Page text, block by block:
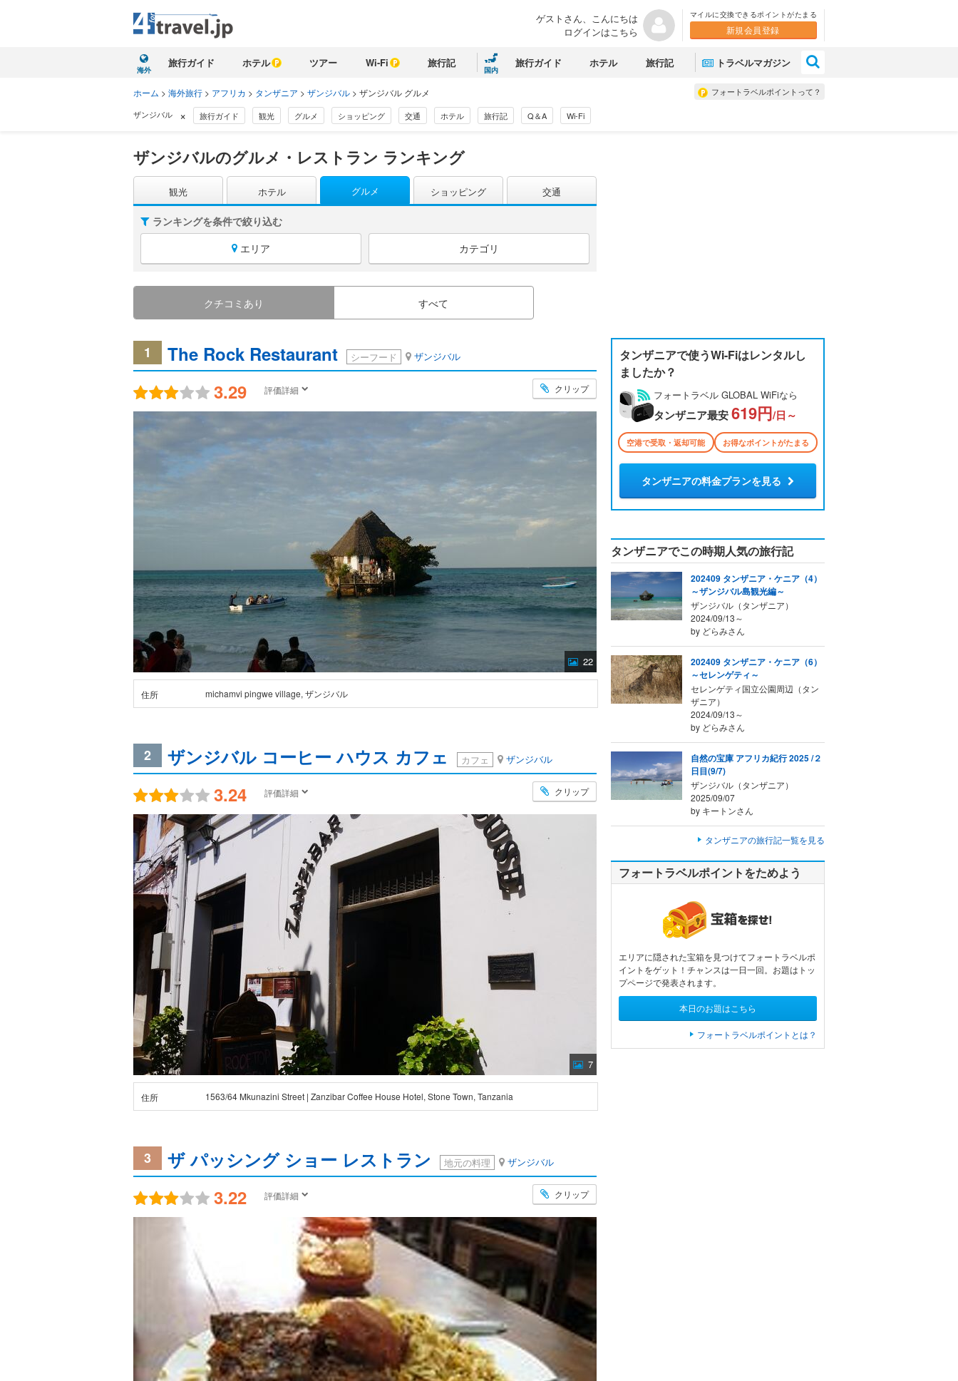
ゲストさん、こんにちは
ログインはこちら
マイルに交換できるポイントがたまる
新規会員登録
海外
旅行ガイド ホテル ツアー Wi-Fi 旅行記
国内
旅行ガイド ホテル 旅行記 トラベルマガジン
フォートラベルポイントって？
ホーム > 海外旅行 > アフリカ > タンザニア > ザンジバル > ザンジバル グルメ
ザンジバル × 旅行ガイド 観光 グルメ ショッピング 交通 ホテル 旅行記 Q＆A Wi-Fi
ザンジバルのグルメ・レストラン ランキング
観光 ホテル グルメ ショッピング 交通
ランキングを条件で絞り込む
エリア
カテゴリ
クチコミあり すべて
1 The Rock Restaurant シーフード ザンジバル
3.29 評価詳細 クリップ
22
住所 michamvi pingwe village, ザンジバル
2 ザンジバル コーヒー ハウス カフェ カフェ ザンジバル
3.24 評価詳細 クリップ
7
住所 1563/64 Mkunazini Street | Zanzibar Coffee House Hotel, Stone Town, Tanzania
3 ザ パッシング ショー レストラン 地元の料理 ザンジバル
3.22 評価詳細 クリップ
タンザニアで使うWi-Fiはレンタルし
ましたか？
フォートラベル GLOBAL WiFiなら
タンザニア最安619円/日～
空港で受取・返却可能 お得なポイントがたまる
タンザニアの料金プランを見る
タンザニアでこの時期人気の旅行記
202409 タンザニア・ケニア（4）
～ザンジバル島観光編～
ザンジバル（タンザニア）
2024/09/13～
by どらみさん
202409 タンザニア・ケニア（6）
～セレンゲティ～
セレンゲティ国立公園周辺（タン
ザニア）
2024/09/13～
by どらみさん
自然の宝庫 アフリカ紀行 2025 /２
日目(9/7)
ザンジバル（タンザニア）
2025/09/07
by キートンさん
タンザニアの旅行記一覧を見る
フォートラベルポイントをためよう
エリアに隠された宝箱を見つけてフォートラベルポ
イントをゲット！チャンスは一日一回。お題はトッ
プページで発表されます。
本日のお題はこちら
フォートラベルポイントとは？